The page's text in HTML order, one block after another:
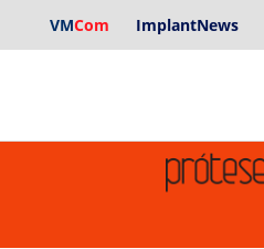
VMCom ImplantNews